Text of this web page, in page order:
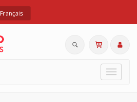
Français
Toggle